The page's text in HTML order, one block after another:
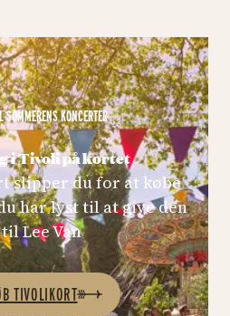
i Tivoli på kortet
KONCERTER
slipper du for at købe
har lyst til at give den
Lee Van
TIVOLIKORT